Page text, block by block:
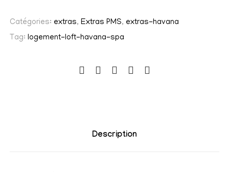
Catégories: extras, Extras PMS, extras-havana
Tag: logement-loft-havana-spa
Description